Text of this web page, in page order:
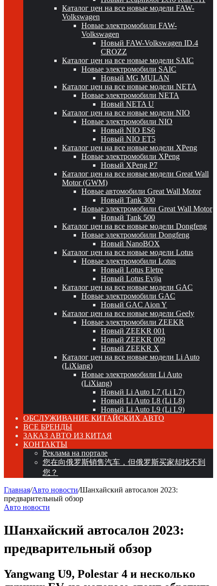
Каталог цен на все новые модели FAW-
Volkswagen
Новые электромобили FAW-
Volkswagen
Новый FAW-Volkswagen ID.4
CROZZ
Каталог цен на все новые модели SAIC
Новые электромобили SAIC
Новый MG MULAN
Каталог цен на все новые модели NETA
Новые электромобили NETA
Новый NETA U
Каталог цен на все новые модели NIO
Новые электромобили NIO
Новый NIO ES6
Новый NIO ET5
Каталог цен на все новые модели XPeng
Новые электромобили XPeng
Новый XPeng P7
Каталог цен на все новые модели Great Wall
Motor (GWM)
Новые автомобили Great Wall Motor
Новый Tank 300
Новые электромобили Great Wall Motor
Новый Tank 500
Каталог цен на все новые модели Dongfeng
Новые электромобили Dongfeng
Новый NanoBOX
Каталог цен на все новые модели Lotus
Новые электромобили Lotus
Новый Lotus Eletre
Новый Lotus Evija
Каталог цен на все новые модели GAC
Новые электромобили GAC
Новый GAC Aion Y
Каталог цен на все новые модели Geely
Новые электромобили ZEEKR
Новый ZEEKR 001
Новый ZEEKR 009
Новый ZEEKR X
Каталог цен на все новые модели Li Auto
(LiXiang)
Новые электромобили Li Auto
(LiXiang)
Новый Li Auto L7 (Li L7)
Новый Li Auto L8 (Li L8)
Новый Li Auto L9 (Li L9)
ОБСЛУЖИВАНИЕ КИТАЙСКИХ АВТО
ВСЕ БРЕНДЫ
ЗАКАЗ АВТО ИЗ КИТАЯ
КОНТАКТЫ
Реклама на портале
您在向俄罗斯销售汽车，但俄罗斯买家却找不到
您？
Главная/Авто новости/Шанхайский автосалон 2023:
предварительный обзор
Авто новости
Шанхайский автосалон 2023:
предварительный обзор
Yangwang U9, Polestar 4 и несколько